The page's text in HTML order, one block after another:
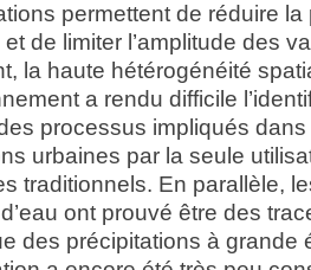
permettent de réduire la
de limiter l’amplitude des
la haute hétérogénéité
a rendu difficile
processus impliqués
urbaines par la seule
traditionnels. En parallèle,
ont prouvé être des
des précipitations à grande